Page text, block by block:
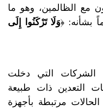
مع الظالمين، وهو ما
بشأنه: ﴿وَلَا تَرْكَنُوا إِلَى
الشركات التي دخلت
التعدين ذات طبيعة
مرتبطة بأجهزة